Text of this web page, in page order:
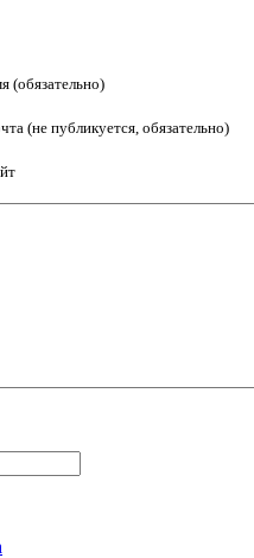
(обязательно)
(не публикуется, обязательно)